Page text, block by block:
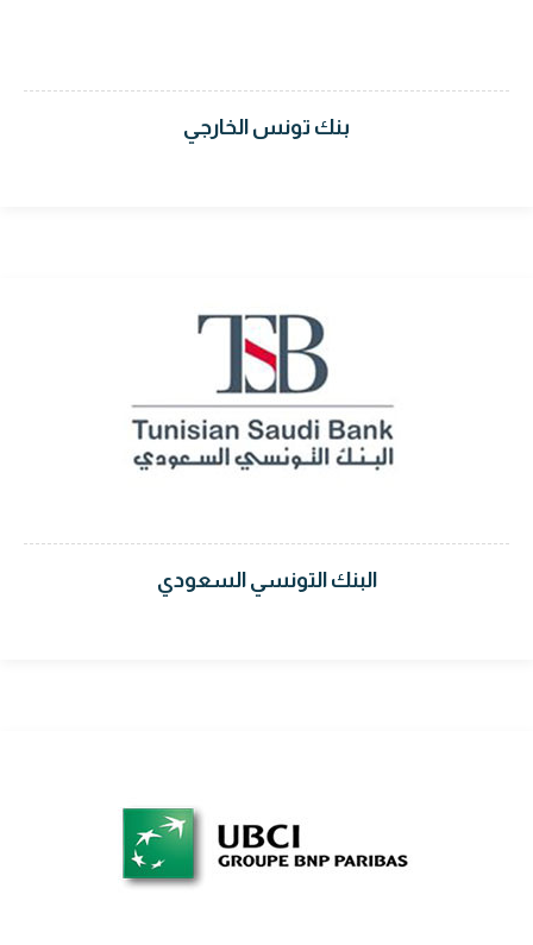
بنك تونس الخارجي
البنك التونسي السعودي